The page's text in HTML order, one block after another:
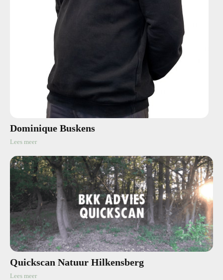
Dominique Buskens
Lees meer
Quickscan Natuur Hilkensberg
Lees meer